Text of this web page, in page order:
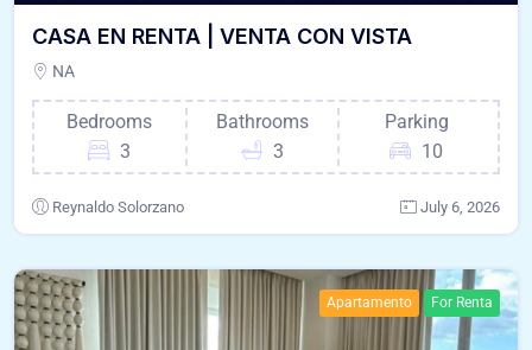
CASA EN RENTA | VENTA CON VISTA
NA
Bedrooms
3
Bathrooms
3
Parking
10
Reynaldo Solorzano July 6, 2026
Apartamento For Renta